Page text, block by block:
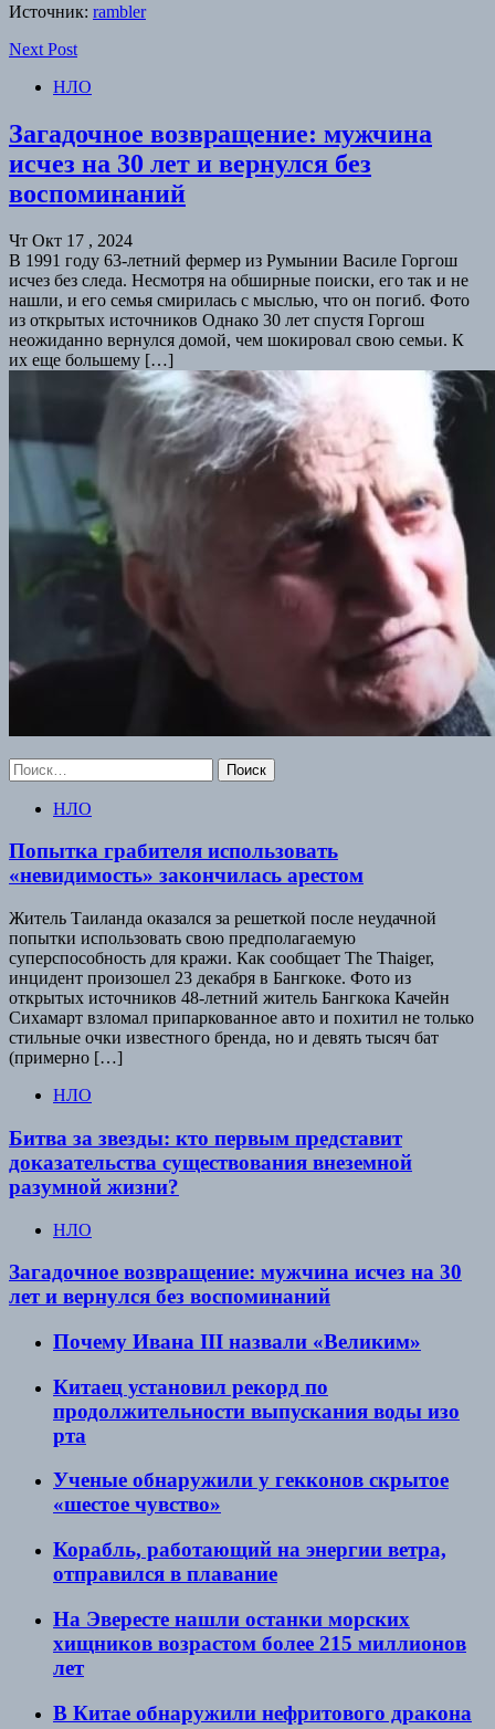
Источник: rambler
Next Post
НЛО
Загадочное возвращение: мужчина
исчез на 30 лет и вернулся без
воспоминаний
Чт Окт 17 , 2024
В 1991 году 63-летний фермер из Румынии Василе Горгош
исчез без следа. Несмотря на обширные поиски, его так и не
нашли, и его семья смирилась с мыслью, что он погиб. Фото
из открытых источников Однако 30 лет спустя Горгош
неожиданно вернулся домой, чем шокировал свою семьи. К
их еще большему […]
Найти:
НЛО
Попытка грабителя использовать
«невидимость» закончилась арестом
Житель Таиланда оказался за решеткой после неудачной
попытки использовать свою предполагаемую
суперспособность для кражи. Как сообщает The Thaiger,
инцидент произошел 23 декабря в Бангкоке. Фото из
открытых источников 48-летний житель Бангкока Качейн
Сихамарт взломал припаркованное авто и похитил не только
стильные очки известного бренда, но и девять тысяч бат
(примерно […]
НЛО
Битва за звезды: кто первым представит
доказательства существования внеземной
разумной жизни?
НЛО
Загадочное возвращение: мужчина исчез на 30
лет и вернулся без воспоминаний
Почему Ивана III назвали «Великим»
Китаец установил рекорд по
продолжительности выпускания воды изо
рта
Ученые обнаружили у гекконов скрытое
«шестое чувство»
Корабль, работающий на энергии ветра,
отправился в плавание
На Эвересте нашли останки морских
хищников возрастом более 215 миллионов
лет
В Китае обнаружили нефритового дракона